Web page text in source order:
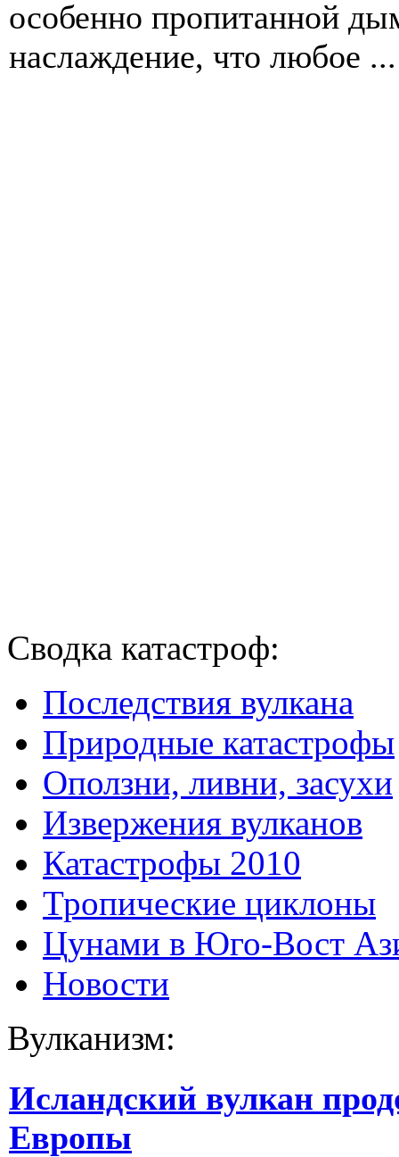
особенно пропитанной
наслаждение, что любое ...
Сводка катастроф:
Последствия вулкана
Природные катастрофы
Оползни, ливни, засухи
Извержения вулканов
Катастрофы 2010
Тропические циклоны
Цунами в Юго-Вост
Новости
Вулканизм:
Исландский вулкан
Европы